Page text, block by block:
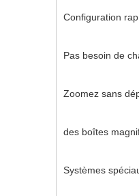
Configuration
Pas besoin de
Zoomez sans
des boîtes
Systèmes